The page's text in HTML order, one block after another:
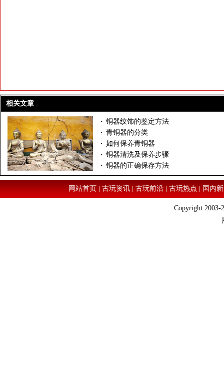
相关文章
铜器纹饰的鉴定方法
青铜器的分类
如何保养青铜器
铜器清洗及保养步骤
铜器的正确保存方法
网站首页|古玩资讯|古玩前沿|古玩热点|国内
Copyright 2003-